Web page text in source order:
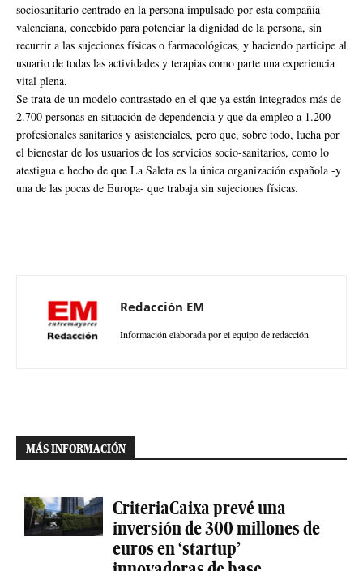
sociosanitario centrado en la persona impulsado por esta compañía
valenciana, concebido para potenciar la dignidad de la persona, sin
recurrir a las sujeciones físicas o farmacológicas, y haciendo participe al
usuario de todas las actividades y terapias como parte una experiencia
vital plena.
Se trata de un modelo contrastado en el que ya están integrados más de
2.700 personas en situación de dependencia y que da empleo a 1.200
profesionales sanitarios y asistenciales, pero que, sobre todo, lucha por
el bienestar de los usuarios de los servicios socio-sanitarios, como lo
atestigua e hecho de que La Saleta es la única organización española -y
una de las pocas de Europa- que trabaja sin sujeciones físicas.
Redacción EM
Información elaborada por el equipo de redacción.
MÁS INFORMACIÓN
CriteriaCaixa prevé una
inversión de 300 millones de
euros en ‘startup’